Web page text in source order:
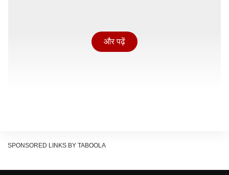
और पढ़ें
SPONSORED LINKS BY TABOOLA